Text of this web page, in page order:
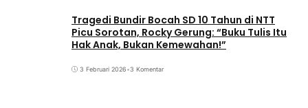
Tragedi Bundir Bocah SD 10 Tahun di NTT
Picu Sorotan, Rocky Gerung: “Buku Tulis Itu
Hak Anak, Bukan Kemewahan!”
3 Februari 2026•3 Komentar